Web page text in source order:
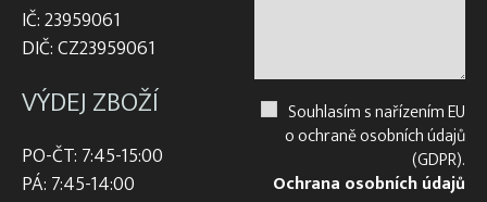
IČ: 23959061
DIČ: CZ23959061
VÝDEJ ZBOŽÍ
PO-ČT: 7:45-15:00
PÁ: 7:45-14:00
Souhlasím s nařízením EU
o ochraně osobních údajů
(GDPR).
Ochrana osobních údajů